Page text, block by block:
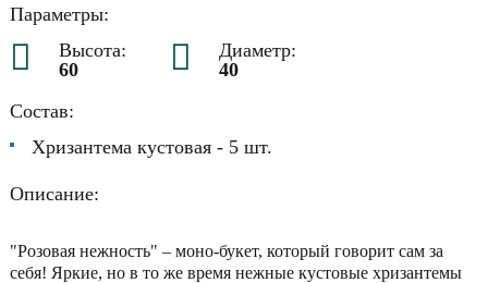
Параметры:
Высота:
60
Диаметр:
40
Состав:
Хризантема кустовая - 5 шт.
Описание:
"Розовая нежность" – моно-букет, который говорит сам за
себя! Яркие, но в то же время нежные кустовые хризантемы